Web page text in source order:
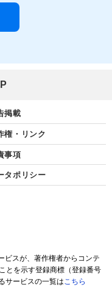
掲載
権・リンク
事項
タポリシー
ビスが、著作権者からコンテ
とを示す登録商標（登録番号
サービスの一覧はこちら